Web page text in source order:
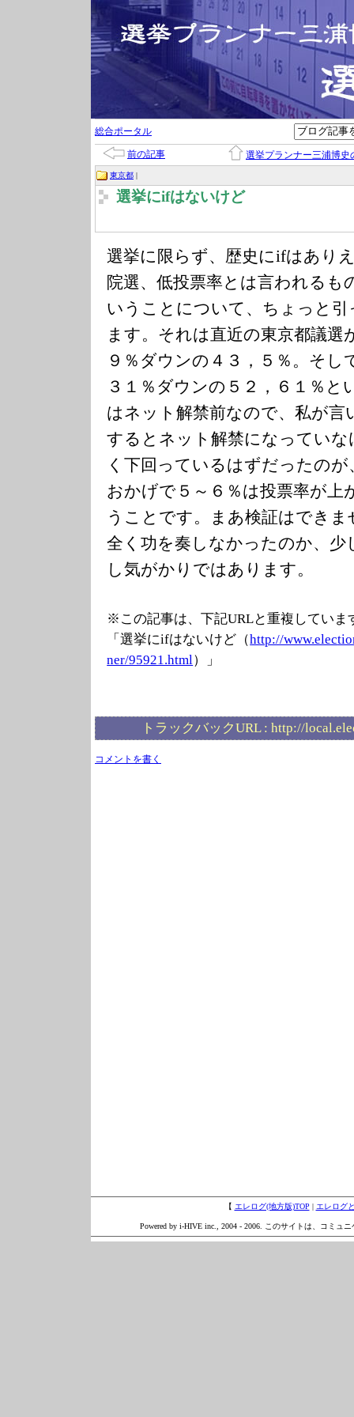
総合ポータル
前の記事 選挙プランナー三浦博史
東京都 |
選挙にifはないけど
選挙に限らず、歴史にifはあり
院選、低投票率とは言われるも
いうことについて、ちょっと
ます。それは直近の東京都議選
９％ダウンの４３，５％。そし
３１％ダウンの５２，６１％と
はネット解禁前なので、私が
するとネット解禁になってい
く下回っているはずだったの
おかげで５～６％は投票率が上
うことです。まあ検証はでき
全く功を奏しなかったのか、少
し気がかりではあります。
※この記事は、下記URLと重複していま
「選挙にifはないけど（http://www.elec
ner/95921.html ）」
トラックバックURL : http://
コメントを書く
【 エレログ(地方版)TOP | エレログ
Powered by i-HIVE inc., 2004 - 2006. このサイトは、コミュ